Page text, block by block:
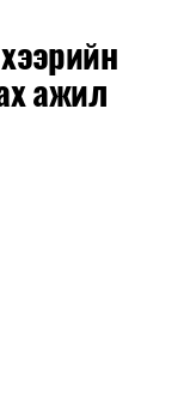
Екатеринбург
нисэх
компанийн 2025
ашиг нь 1.9
байна.
холбоотой
ажил